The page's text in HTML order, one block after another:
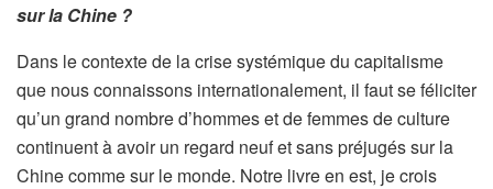
sur la Chine ?
Dans le contexte de la crise systémique du capitalisme
que nous connaissons internationalement, il faut se féliciter
qu’un grand nombre d’hommes et de femmes de culture
continuent à avoir un regard neuf et sans préjugés sur la
Chine comme sur le monde. Notre livre en est, je crois